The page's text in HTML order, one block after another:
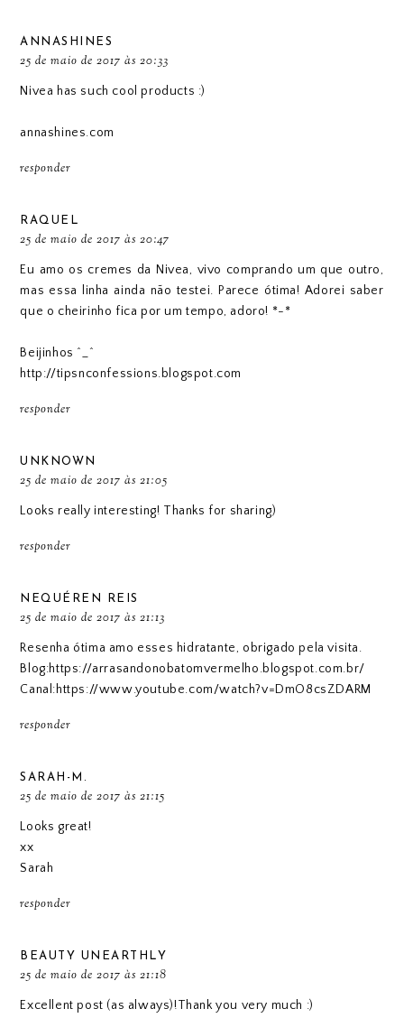
ANNASHINES
25 de maio de 2017 às 20:33
Nivea has such cool products :)
annashines.com
responder
RAQUEL
25 de maio de 2017 às 20:47
Eu amo os cremes da Nivea, vivo comprando um que outro,
mas essa linha ainda não testei. Parece ótima! Adorei saber
que o cheirinho fica por um tempo, adoro! *-*
Beijinhos ^_^
http://tipsnconfessions.blogspot.com
responder
UNKNOWN
25 de maio de 2017 às 21:05
Looks really interesting! Thanks for sharing)
responder
NEQUÉREN REIS
25 de maio de 2017 às 21:13
Resenha ótima amo esses hidratante, obrigado pela visita.
Blog:https://arrasandonobatomvermelho.blogspot.com.br/
Canal:https://www.youtube.com/watch?v=DmO8csZDARM
responder
SARAH-M.
25 de maio de 2017 às 21:15
Looks great!
xx
Sarah
responder
BEAUTY UNEARTHLY
25 de maio de 2017 às 21:18
Excellent post (as always)!Thank you very much :)